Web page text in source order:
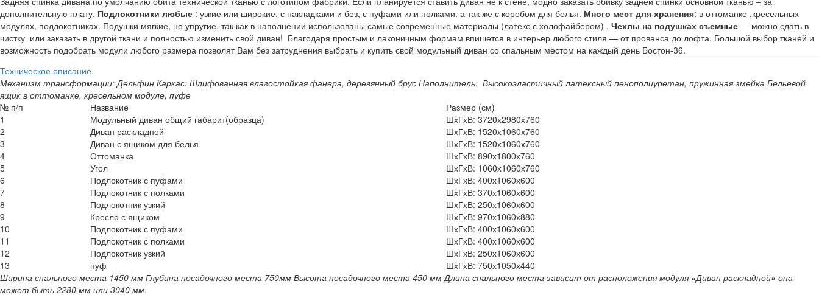
дополнительную плату. Подлокотники любые : узкие или широкие, с накладками и без, с пуфами или полками. а так же с коробом для белья. Много мест для хранения: в оттоманке ,кресельных
модулях, подлокотниках. Подушки мягкие, но упругие, так как в наполнении использованы самые современные материалы (латекс с холофайбером) . Чехлы на подушках съемные — можно сдать в
чистку или заказать в другой ткани и полностью изменить свой диван! Благодаря простым и лаконичным формам впишется в интерьер любого стиля — от прованса до лофта. Большой выбор тканей и
возможность подобрать модули любого размера позволят Вам без затруднения выбрать и купить свой модульный диван со спальным местом на каждый день Бостон-36.
Техническое описание
Механизм трансформации: Дельфин Каркас: Шлифованная влагостойкая фанера, деревянный брус Наполнитель: Высокоэластичный латексный пенополиуретан, пружинная змейка Бельевой
ящик в оттоманке, кресельном модуле, пуфе
№ п/п
Название
Размер (см)
1
Модульный диван общий габарит(образца)
ШхГхВ: 3720х2980х760
2
Диван раскладной
ШхГхВ: 1520х1060х760
3
Диван с ящиком для белья
ШхГхВ: 1520х1060х760
4
Оттоманка
ШхГхВ: 890х1800х760
5
Угол
ШхГхВ: 1060х1060х760
6
Подлокотник с пуфами
ШхГхВ: 400х1060х600
7
Подлокотник с полками
ШхГхВ: 370х1060х600
8
Подлокотник узкий
ШхГхВ: 250х1060х600
9
Кресло с ящиком
ШхГхВ: 970х1060х880
10
Подлокотник с пуфами
ШхГхВ: 400х1060х600
11
Подлокотник с полками
ШхГхВ: 400х1060х600
12
Подлокотник узкий
ШхГхВ: 250х1060х600
13
пуф
ШхГхВ: 750х1050х440
Ширина спального места 1450 мм Глубина посадочного места 750мм Высота посадочного места 450 мм Длина спального места зависит от расположения модуля «Диван раскладной» она
может быть 2280 мм или 3040 мм.